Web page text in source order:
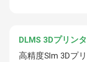
DLMS 3Dプリン
高精度Slm 3Dプ